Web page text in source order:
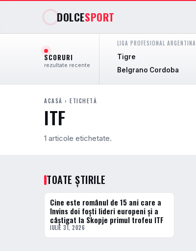
DOLCESPORT
SCORURI
rezultate recente
LIGA PROFESIONAL ARGENTINA
Tigre
Belgrano Cordoba
ACASĂ › ETICHETĂ
ITF
1 articole etichetate.
TOATE ȘTIRILE
TENIS
Cine este românul de 15 ani care a
învins doi foști lideri europeni și a
câștigat la Skopje primul trofeu ITF
IULIE 31, 2026